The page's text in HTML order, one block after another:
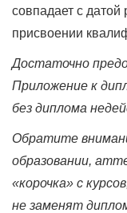
совпадает с
присвоении
Достаточно
Приложение к
без диплома
Обратите
образовании,
«корочка» с
не заменят